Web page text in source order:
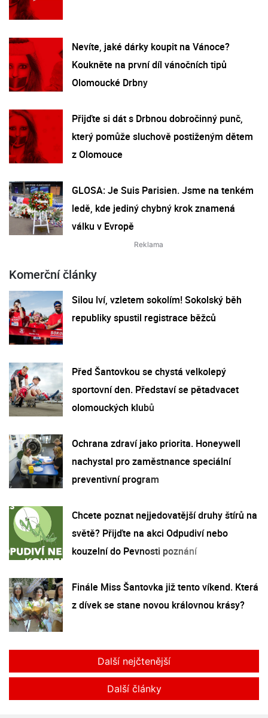
Nevíte, jaké dárky koupit na Vánoce?
Koukněte na první díl vánočních tipů
Olomoucké Drbny
Přijďte si dát s Drbnou dobročinný punč,
který pomůže sluchově postiženým dětem
z Olomouce
GLOSA: Je Suis Parisien. Jsme na tenkém
ledě, kde jediný chybný krok znamená
válku v Evropě
Komerční články
Silou lví, vzletem sokolím! Sokolský běh
republiky spustil registrace běžců
Před Šantovkou se chystá velkolepý
sportovní den. Představí se pětadvacet
olomouckých klubů
Ochrana zdraví jako priorita. Honeywell
nachystal pro zaměstnance speciální
preventivní program
Chcete poznat nejjedovatější druhy štírů na
světě? Přijďte na akci Odpudiví nebo
kouzelní do Pevnosti poznání
Finále Miss Šantovka již tento víkend. Která
z dívek se stane novou královnou krásy?
Další nejčtenější
Další články